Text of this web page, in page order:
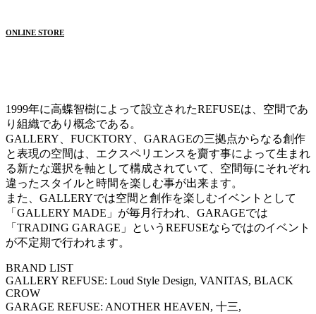
ONLINE STORE
1999年に高蝶智樹によって設立されたREFUSEは、空間であ
り組織であり概念である。
GALLERY、FUCKTORY、GARAGEの三拠点からなる創作
と表現の空間は、エクスペリエンスを齎す事によって生まれ
る新たな選択を軸として構成されていて、空間毎にそれぞれ
違ったスタイルと時間を楽しむ事が出来ます。
また、GALLERYでは空間と創作を楽しむイベントとして
「GALLERY MADE」が毎月行われ、GARAGEでは
「TRADING GARAGE」というREFUSEならではのイベント
が不定期で行われます。
BRAND LIST
GALLERY REFUSE: Loud Style Design, VANITAS, BLACK
CROW
GARAGE REFUSE: ANOTHER HEAVEN, 十三,